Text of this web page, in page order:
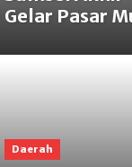
Gelar Pasar
Daerah